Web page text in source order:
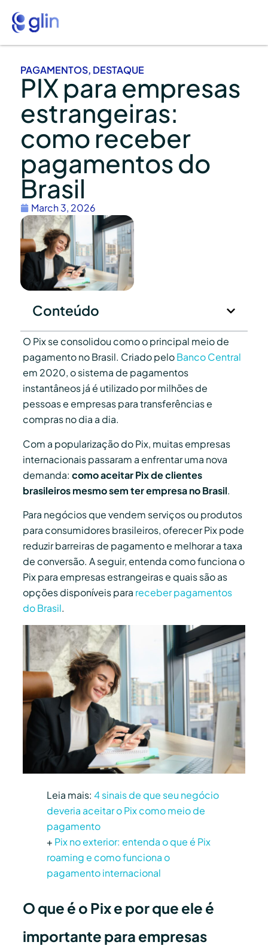
PAGAMENTOS, DESTAQUE
PIX para empresas
estrangeiras:
como receber
pagamentos do
Brasil
March 3, 2026
Conteúdo
O Pix se consolidou como o principal meio de
pagamento no Brasil. Criado peloBanco Central
em 2020, o sistema de pagamentos
instantâneos já é utilizado por milhões de
pessoas e empresas para transferências e
compras no dia a dia.
Com a popularização do Pix, muitas empresas
internacionais passaram a enfrentar uma nova
demanda: como aceitar Pix de clientes
brasileiros mesmo sem ter empresa no Brasil.
Para negócios que vendem serviços ou produtos
para consumidores brasileiros, oferecer Pix pode
reduzir barreiras de pagamento e melhorar a taxa
de conversão. A seguir, entenda como funciona o
Pix para empresas estrangeiras e quais são as
opções disponíveis para receber pagamentos
do Brasil.
Leia mais: 4 sinais de que seu negócio
deveria aceitar o Pix como meio de
pagamento
+ Pix no exterior: entenda o que é Pix
roaming e como funciona o
pagamento internacional
O que é o Pix e por que ele é
importante para empresas